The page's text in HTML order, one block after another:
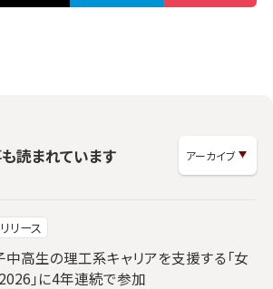
読まれています
リース
中高生の理工系キャリアを支援する「女
」に4年連続で参加